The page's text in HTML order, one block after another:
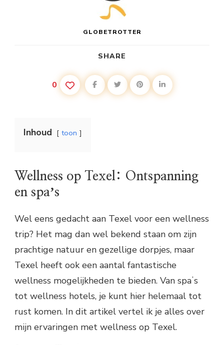
GLOBETROTTER
SHARE
0
Inhoud toon
Wellness op Texel: Ontspanning
en spaʼs
Wel eens gedacht aan Texel voor een wellness
trip? Het mag dan wel bekend staan om zijn
prachtige natuur en gezellige dorpjes, maar
Texel heeft ook een aantal fantastische
wellness mogelijkheden te bieden. Van spaʼs
tot wellness hotels, je kunt hier helemaal tot
rust komen. In dit artikel vertel ik je alles over
mijn ervaringen met wellness op Texel.